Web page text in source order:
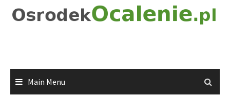
Main Menu